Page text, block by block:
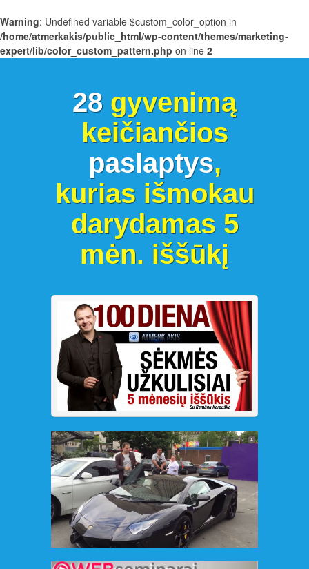
Warning: Undefined variable $custom_color_option in
/home/atmerkakis/public_html/wp-content/themes/marketing-
expert/lib/color_custom_pattern.php on line 2
28 gyvenimą
keičiančios
paslaptys,
kurias išmokau
darydamas 5
mėn. iššūkį